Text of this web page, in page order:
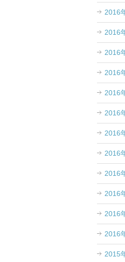
2016
2016
2016
2016
2016
2016
2016
2016
2016
2016
2016
2016
2015